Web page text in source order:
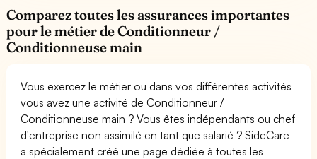
Comparez toutes les assurances importantes
pour le métier de Conditionneur /
Conditionneuse main
Vous exercez le métier ou dans vos différentes activités
vous avez une activité de Conditionneur /
Conditionneuse main ? Vous êtes indépendants ou chef
d'entreprise non assimilé en tant que salarié ? SideCare
a spécialement créé une page dédiée à toutes les